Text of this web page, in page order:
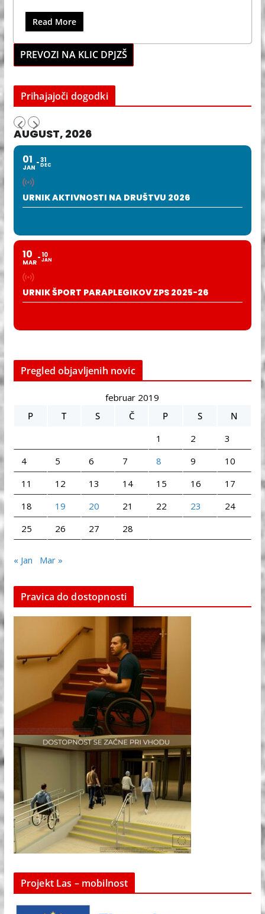
Read More
PREVOZI NA KLIC DPJZŠ
Prihajajoči dogodki
AUGUST, 2026
01
JAN
31
DEC
URNIK AKTIVNOSTI NA DRUŠTVU 2026
10
MAR
10
JAN
URNIK ŠPORT PARAPLEGIKOV ZPS 2025-26
Pregled objavljenih novic
februar 2019
P
T S Č P S
N
1
2
3
4
5 6 7 8 9
10
11
12 13 14 15 16
17
18
19 20 21 22 23
24
25
26 27 28
« Jan Mar »
Pravica do dostopnosti
Projekt Las – mobilnost